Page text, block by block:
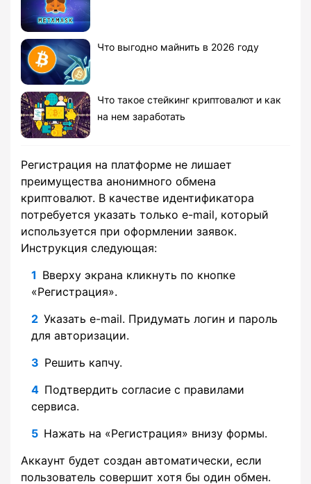
Что выгодно майнить в 2026 году
Что такое стейкинг криптовалют и как
на нем заработать
Регистрация на платформе не лишает
преимущества анонимного обмена
криптовалют. В качестве идентификатора
потребуется указать только e-mail, который
используется при оформлении заявок.
Инструкция следующая:
Вверху экрана кликнуть по кнопке
«Регистрация».
Указать e-mail. Придумать логин и пароль
для авторизации.
Решить капчу.
Подтвердить согласие с правилами
сервиса.
Нажать на «Регистрация» внизу формы.
Аккаунт будет создан автоматически, если
пользователь совершит хотя бы один обмен.